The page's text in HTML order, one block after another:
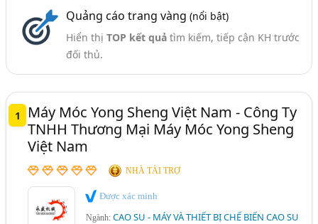
Quảng cáo trang vàng (nổi bật)
Hiển thị TOP kết quảtìm kiếm, tiếp cận KH trước
đối thủ.
1
Máy Móc Yong Sheng Việt Nam - Công Ty
TNHH Thương Mại Máy Móc Yong Sheng
Việt Nam
NHÀ TÀI TRỢ
Được xác minh
Ngành:CAO SU - MÁY VÀ THIẾT BỊ CHẾ BIẾN CAO SU